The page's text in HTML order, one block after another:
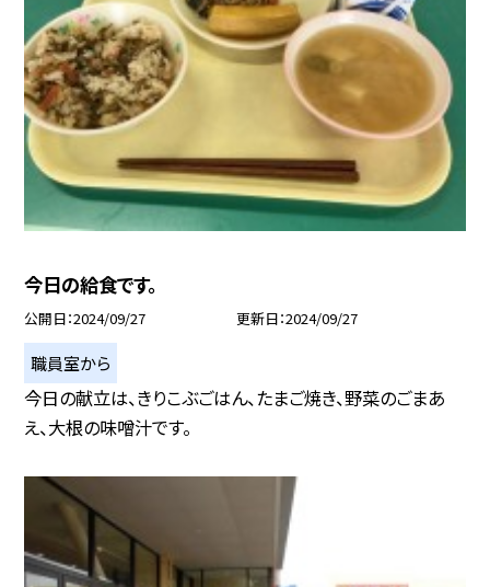
今日の給食です。
公開日 2024/09/27 更新日 2024/09/27
職員室から
今日の献立は、きりこぶごはん、たまご焼き、野菜のごまあ
え、大根の味噌汁です。